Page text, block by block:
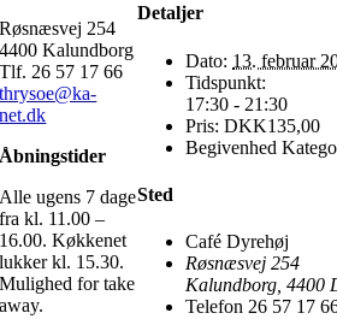
Detaljer
Dato: 13. februar
Tidspunkt:
17:30 - 21:30
Pris: DKK135,00
Begivenhed
Sted
Café Dyrehøj
Røsnæsvej 254
Kalundborg 4400
Telefon 26 57 17
Røsnæsvej 254
4400 Kalundborg
Tlf. 26 57 17 66
thrysoe@ka-
net.dk
Åbningstider
Alle ugens 7 dage
fra kl. 11.00 –
16.00. Køkkenet
lukker kl. 15.30.
Mulighed for take
away.